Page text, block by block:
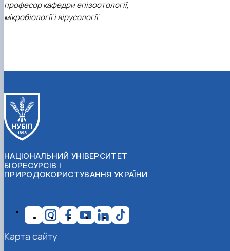
професор кафедри епізоотології,
мікробіології і вірусології
НАЦІОНАЛЬНИЙ УНІВЕРСИТЕТ
БІОРЕСУРСІВ І
ПРИРОДОКОРИСТУВАННЯ УКРАЇНИ
Карта сайту